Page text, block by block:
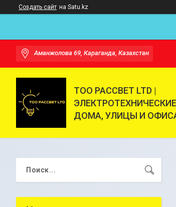
Создать сайт на Satu.kz
Аманжолова 69, Караганда, Казахстан
ТОО РАССВЕТ LTD |
ДОМА, УЛИЦЫ И